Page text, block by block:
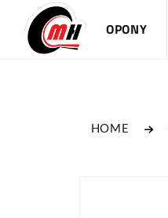
OPONY
HOME